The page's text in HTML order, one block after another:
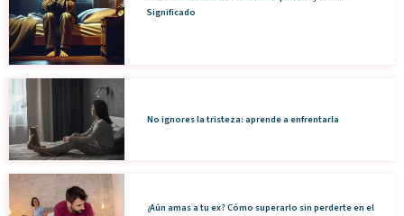
Significado
No ignores la tristeza: aprende a enfrentarla
¿Aún amas a tu ex? Cómo superarlo sin perderte en el